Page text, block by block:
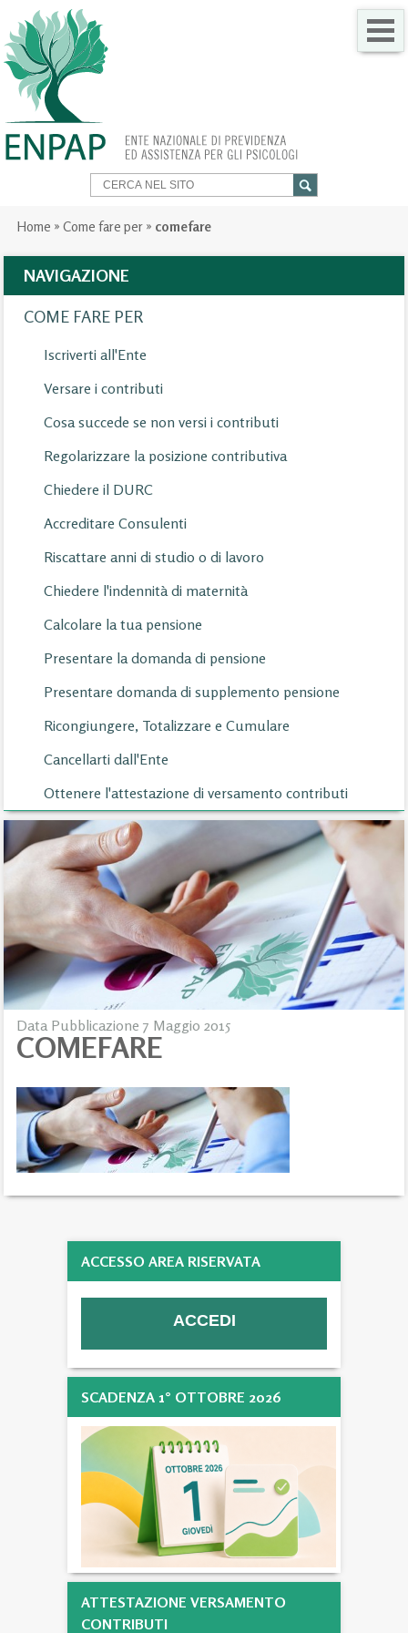
SERVIZI PER TE
TRASPARENZA
NEWS
Home » Come fare per» comefare
NAVIGAZIONE
COME FARE PER
Iscriverti all'Ente
Versare i contributi
Cosa succede se non versi i contributi
Regolarizzare la posizione contributiva
Chiedere il DURC
Accreditare Consulenti
Riscattare anni di studio o di lavoro
Chiedere l'indennità di maternità
Calcolare la tua pensione
Presentare la domanda di pensione
Presentare domanda di supplemento pensione
Ricongiungere, Totalizzare e Cumulare
Cancellarti dall'Ente
Ottenere l'attestazione di versamento contributi
Data Pubblicazione 7 Maggio 2015
COMEFARE
ACCESSO AREA RISERVATA
SCADENZA 1° OTTOBRE 2026
ATTESTAZIONE VERSAMENTO
CONTRIBUTI